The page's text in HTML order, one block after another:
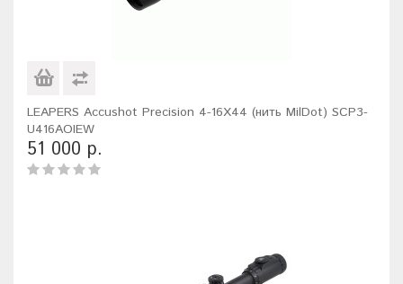
LEAPERS Accushot Precision 4-16X44 (нить MilDot) SCP3-
U416AOIEW
51 000 р.